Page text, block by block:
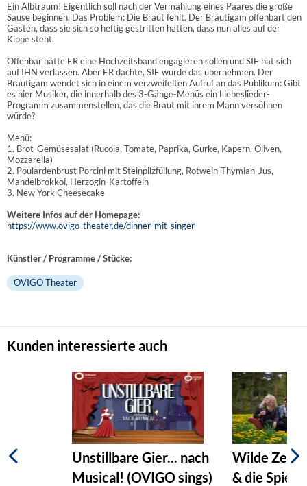
Ein Albtraum! Eigentlich soll nach der Vermählung eines Paares die große
Sause beginnen. Das Problem: Die Braut fehlt. Der Bräutigam offenbart den
Gästen, dass sie sich so heftig gestritten hätten, dass nun alles auf der
Kippe steht.
Offenbar hätte ER eine Hochzeitsband engagieren sollen und SIE hat sich
auf IHN verlassen. Aber ER dachte, SIE würde das übernehmen. Der
Bräutigam wendet sich in einem verzweifelten Aufruf an das Publikum: Gibt
es hier Musiker, die innerhalb des 3-Gänge-Menüs ein Liebeslieder-
Programm zusammenstellen, das die Braut mit ihrem Mann versöhnen
würde?
Menü:
1. Brot-Gemüsesalat (Rucola, Tomate, Paprika, Gurke, Kapern, Oliven,
Mozzarella)
2. Poulardenbrust Porcini mit Steinpilzfüllung, Rotwein-Thymian-Jus,
Mandelbrokkoi, Herzogin-Kartoffeln
3. New York Cheesecake
Weitere Infos auf der Homepage:
https://www.ovigo-theater.de/dinner-mit-singer
Künstler / Programme / Stücke:
OVIGO Theater
Kunden interessierte auch
Unstillbare Gier... nach
Musical! (OVIGO sings)
Wilde
& die